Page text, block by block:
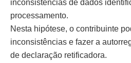
inconsistências de dados
processamento.
Nesta hipótese, o contribuinte
inconsistências e fazer a
de declaração retificadora.